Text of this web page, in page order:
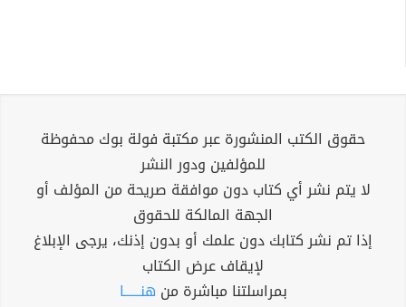
حقوق الكتب المنشورة عبر مكتبة فولة بوك محفوظة
للمؤلفين ودور النشر
لا يتم نشر أي كتاب دون موافقة صريحة من المؤلف أو
الجهة المالكة للحقوق
إذا تم نشر كتابك دون علمك أو بدون إذنك، يرجى الإبلاغ
لإيقاف عرض الكتاب
بمراسلتنا مباشرة من هنــــــا